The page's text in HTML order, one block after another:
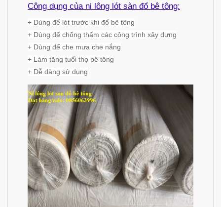
Công dụng của ni lông lót sàn đổ bê tông:
+ Dùng để lót trước khi đổ bê tông
+ Dùng để chống thấm các công trình xây dựng
+ Dùng để che mưa che nắng
+ Làm tăng tuổi thọ bê tông
+ Dễ dàng sử dụng